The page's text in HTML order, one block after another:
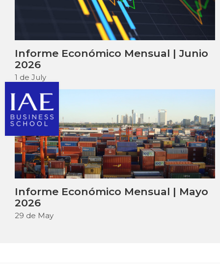
Informe Económico Mensual | Junio
2026
1 de July
Informe Económico Mensual | Mayo
2026
29 de May